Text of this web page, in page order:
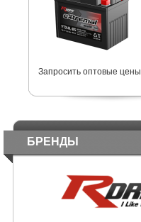
Запросить оптовые цены
БРЕНДЫ